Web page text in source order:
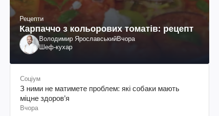
Рецепти
Карпаччо з кольорових томатів: рецепт
Володимир ЯрославськийВчора
Шеф-кухар
Соціум
З ними не матимете проблем: які собаки мають
міцне здоров’я
Вчора